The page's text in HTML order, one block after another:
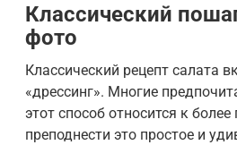
Классический
фото
Классический рецепт салата
«дрессинг». Многие
этот способ относится к
преподнести это простое и